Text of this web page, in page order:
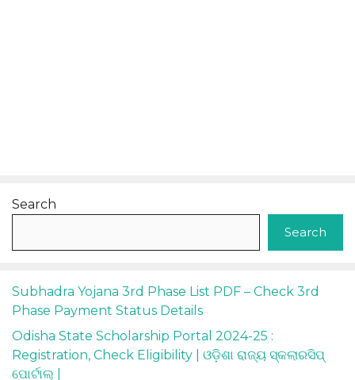
Search
Search
Subhadra Yojana 3rd Phase List PDF – Check 3rd
Phase Payment Status Details
Odisha State Scholarship Portal 2024-25 :
Registration, Check Eligibility | ଓଡ଼ିଶା ରାଜ୍ୟ ସ୍କଲାରସିପ୍
ପୋର୍ଟାଲ୍ |